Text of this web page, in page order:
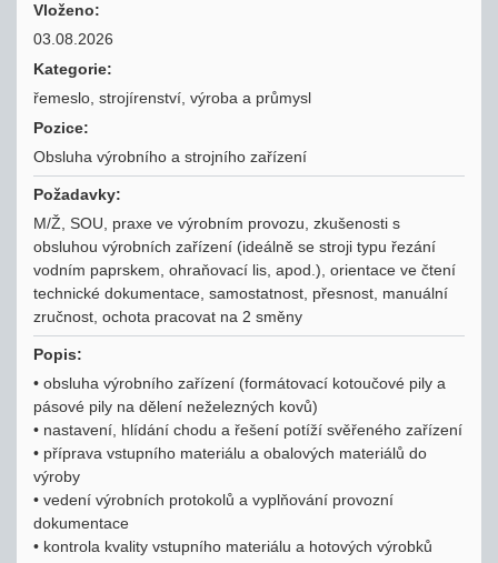
Vloženo:
03.08.2026
Kategorie:
řemeslo, strojírenství, výroba a průmysl
Pozice:
Obsluha výrobního a strojního zařízení
Požadavky:
M/Ž, SOU, praxe ve výrobním provozu, zkušenosti s
obsluhou výrobních zařízení (ideálně se stroji typu řezání
vodním paprskem, ohraňovací lis, apod.), orientace ve čtení
technické dokumentace, samostatnost, přesnost, manuální
zručnost, ochota pracovat na 2 směny
Popis:
• obsluha výrobního zařízení (formátovací kotoučové pily a
pásové pily na dělení neželezných kovů)
• nastavení, hlídání chodu a řešení potíží svěřeného zařízení
• příprava vstupního materiálu a obalových materiálů do
výroby
• vedení výrobních protokolů a vyplňování provozní
dokumentace
• kontrola kvality vstupního materiálu a hotových výrobků